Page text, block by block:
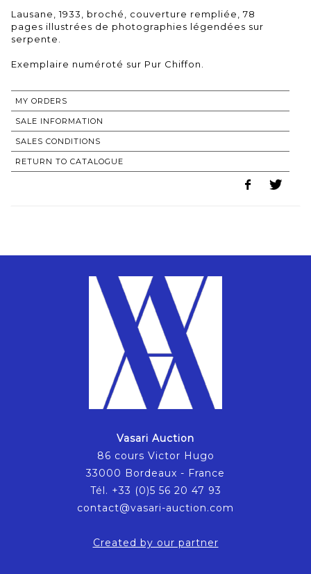
Lausane, 1933, broché, couverture rempliée, 78
pages illustrées de photographies légendées sur
serpente.
Exemplaire numéroté sur Pur Chiffon.
MY ORDERS
SALE INFORMATION
SALES CONDITIONS
RETURN TO CATALOGUE
Vasari Auction
86 cours Victor Hugo
33000 Bordeaux - France
Tél. +33 (0)5 56 20 47 93
contact@vasari-auction.com
Created by our partner